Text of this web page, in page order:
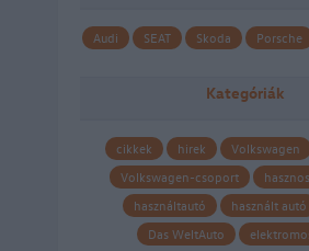
Audi SEAT Skoda Porsche
Kategóriák
cikkek hirek Volkswagen
Volkswagen-csoport
hasznos
használtautó
használt autó
Das WeltAuto